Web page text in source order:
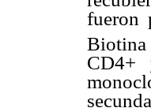
fueron
Biotina
CD4+